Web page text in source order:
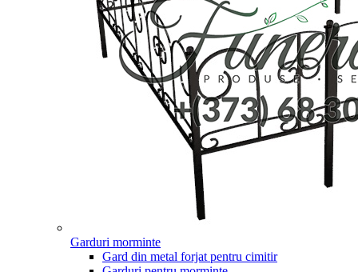
Garduri morminte
Gard din metal forjat pentru cimitir